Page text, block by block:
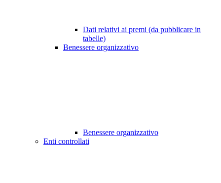
Dati relativi ai premi (da pubblicare in
tabelle)
Benessere organizzativo
Benessere organizzativo
Enti controllati